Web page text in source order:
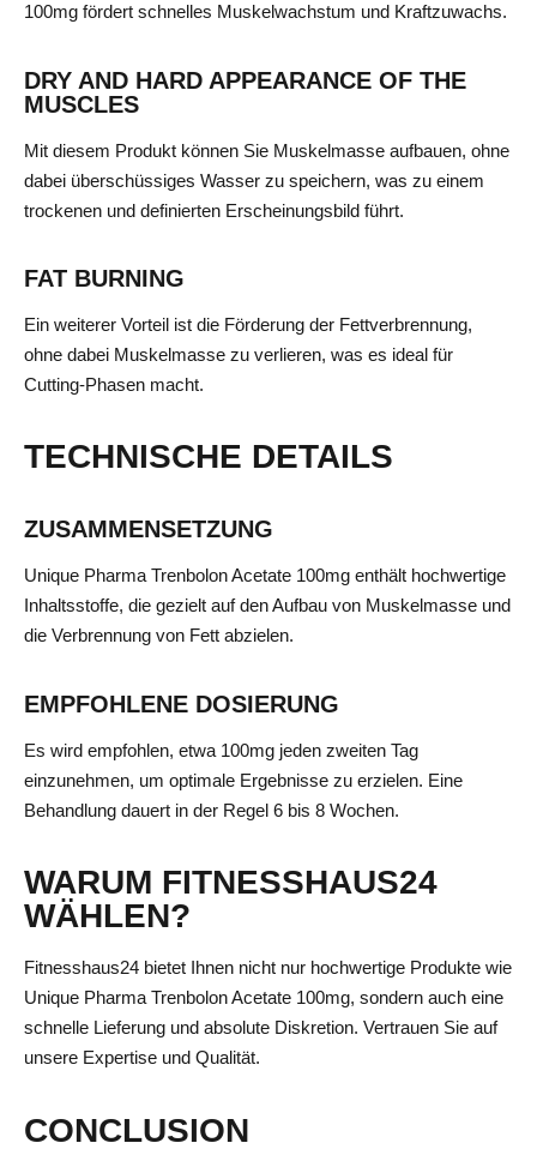
100mg fördert schnelles Muskelwachstum und Kraftzuwachs.
DRY AND HARD APPEARANCE OF THE
MUSCLES
Mit diesem Produkt können Sie Muskelmasse aufbauen, ohne
dabei überschüssiges Wasser zu speichern, was zu einem
trockenen und definierten Erscheinungsbild führt.
FAT BURNING
Ein weiterer Vorteil ist die Förderung der Fettverbrennung,
ohne dabei Muskelmasse zu verlieren, was es ideal für
Cutting-Phasen macht.
TECHNISCHE DETAILS
ZUSAMMENSETZUNG
Unique Pharma Trenbolon Acetate 100mg enthält hochwertige
Inhaltsstoffe, die gezielt auf den Aufbau von Muskelmasse und
die Verbrennung von Fett abzielen.
EMPFOHLENE DOSIERUNG
Es wird empfohlen, etwa 100mg jeden zweiten Tag
einzunehmen, um optimale Ergebnisse zu erzielen. Eine
Behandlung dauert in der Regel 6 bis 8 Wochen.
WARUM FITNESSHAUS24
WÄHLEN?
Fitnesshaus24 bietet Ihnen nicht nur hochwertige Produkte wie
Unique Pharma Trenbolon Acetate 100mg, sondern auch eine
schnelle Lieferung und absolute Diskretion. Vertrauen Sie auf
unsere Expertise und Qualität.
CONCLUSION